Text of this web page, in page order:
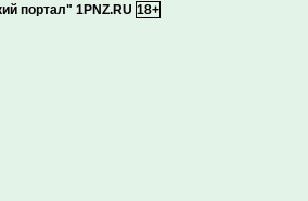
портал" 1PNZ.RU 18+